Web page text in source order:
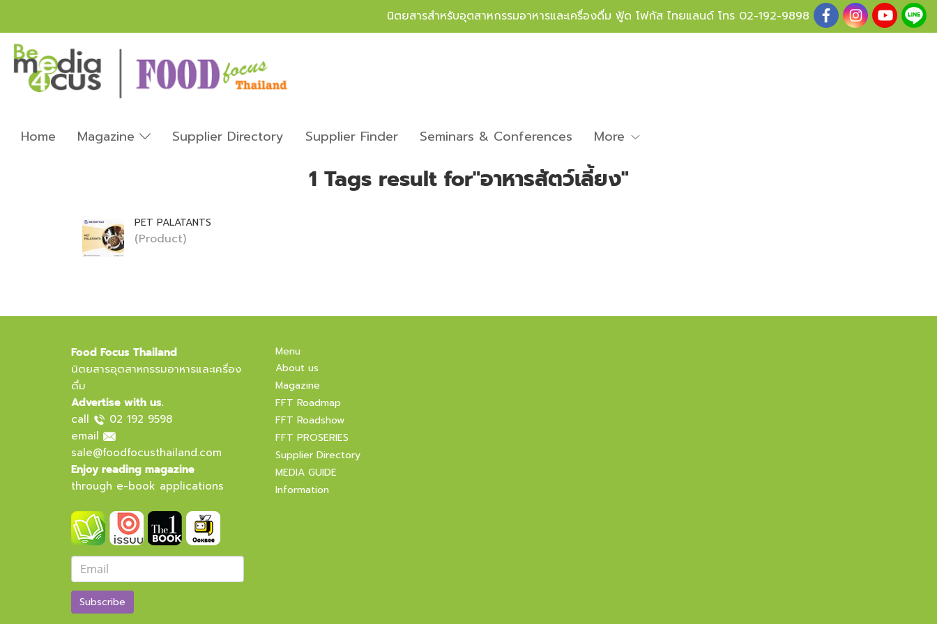
นิตยสารสำหรับอุตสาหกรรมอาหารและเครื่องดื่ม ฟู้ด โฟกัส ไทยแลนด์ โทร 02-192-9898
Home Magazine Supplier Directory Supplier Finder Seminars & Conferences More
1 Tags result for"อาหารสัตว์เลี้ยง"
PET PALATANTS
(Product)
Food Focus Thailand
นิตยสารอุตสาหกรรมอาหารและเครื่อง
ดื่ม
Advertise with us.
call
02 192 9598
email
sale@foodfocusthailand.com
Enjoy reading magazine
through e-book applications
Subscribe
Menu
About us
Magazine
FFT Roadmap
FFT Roadshow
FFT PROSERIES
Supplier Directory
MEDIA GUIDE
Information